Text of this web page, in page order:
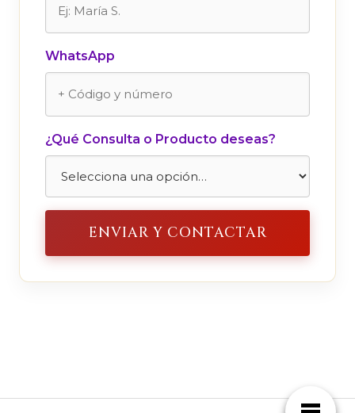
WhatsApp
¿Qué Consulta o Producto deseas?
ENVIAR Y CONTACTAR